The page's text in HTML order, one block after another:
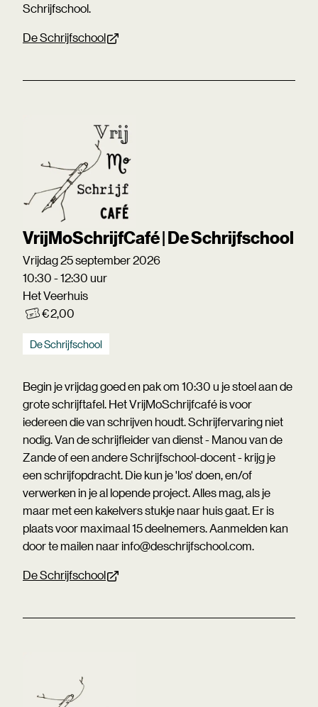
Schrijfschool.
De Schrijfschool
VrijMoSchrijfCafé | De Schrijfschool
Vrijdag 25 september 2026
10:30 - 12:30 uur
Het Veerhuis
€ 2,00
De Schrijfschool
Begin je vrijdag goed en pak om 10:30 u je stoel aan de
grote schrijftafel. Het VrijMoSchrijfcafé is voor
iedereen die van schrijven houdt. Schrijfervaring niet
nodig. Van de schrijfleider van dienst - Manou van de
Zande of een andere Schrijfschool-docent - krijg je
een schrijfopdracht. Die kun je 'los' doen, en/of
verwerken in je al lopende project. Alles mag, als je
maar met een kakelvers stukje naar huis gaat. Er is
plaats voor maximaal 15 deelnemers. Aanmelden kan
door te mailen naar info@deschrijfschool.com.
De Schrijfschool